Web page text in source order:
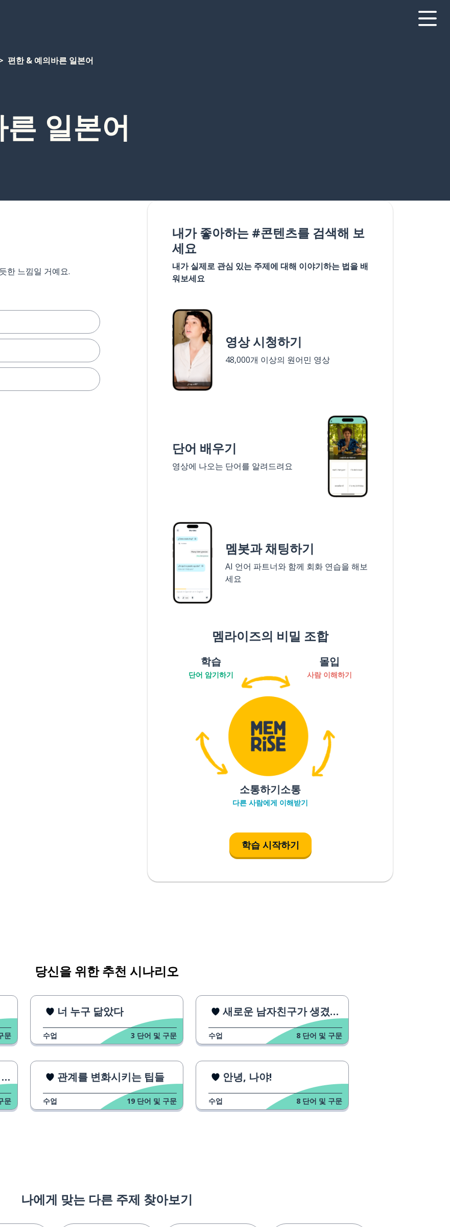
편한 & 예의바른 일본어
일본어
한 느낌일 거예요.
내가 좋아하는 #콘텐츠를 검색해 보
세요
내가 실제로 관심 있는 주제에 대해 이야기하는 법을 배
워보세요
영상 시청하기
48,000개 이상의 원어민 영상
단어 배우기
영상에 나오는 단어를 알려드려요
멤봇과 채팅하기
AI 언어 파트너와 함께 회화 연습을 해보
세요
멤라이즈의 비밀 조합
학습
단어 암기하기
몰입
사람 이해하기
소통하기소통
다른 사람에게 이해받기
학습 시작하기
당신을 위한 추천 시나리오
문
너 누구 닮았다
수업 3 단어 및 구문
새로운 남자친구가 생겼어요!
수업 8 단어 및 구문
문
관계를 변화시키는 팁들
수업 19 단어 및 구문
안녕, 나야!
수업 8 단어 및 구문
나에게 맞는 다른 주제 찾아보기